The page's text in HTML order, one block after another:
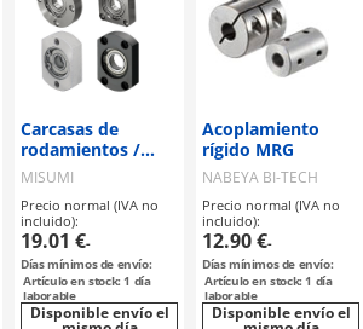
Carcasas de
rodamientos /
brida
seleccionable,
escalonada /
avellanado, rosca
interna / anillo de
retención /
rodamiento de
bolas de ranura
MISUMI
Precio normal (IVA no
incluido):
19.01 €-
Días mínimos de envío:
Artículo en stock: 1 día
laborable
Disponible envío el
Acoplamiento
rígido MRG
NABEYA BI-TECH
Precio normal (IVA no
incluido):
12.90 €-
Días mínimos de envío:
Artículo en stock: 1 día
laborable
Disponible envío el